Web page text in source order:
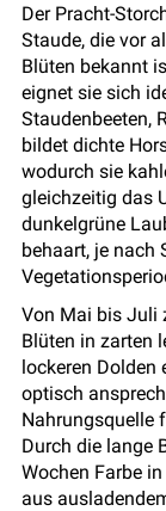
Der Pracht-
Staude, die vor
Blüten bekannt
eignet sie sich
Staudenbeeten,
bildet dichte
wodurch sie
gleichzeitig das
dunkelgrüne
behaart, je nach
Von Mai bis Juli
Blüten in zarten
lockeren Dolden
optisch
Nahrungsquelle
Durch die lange
Wochen Farbe
aus